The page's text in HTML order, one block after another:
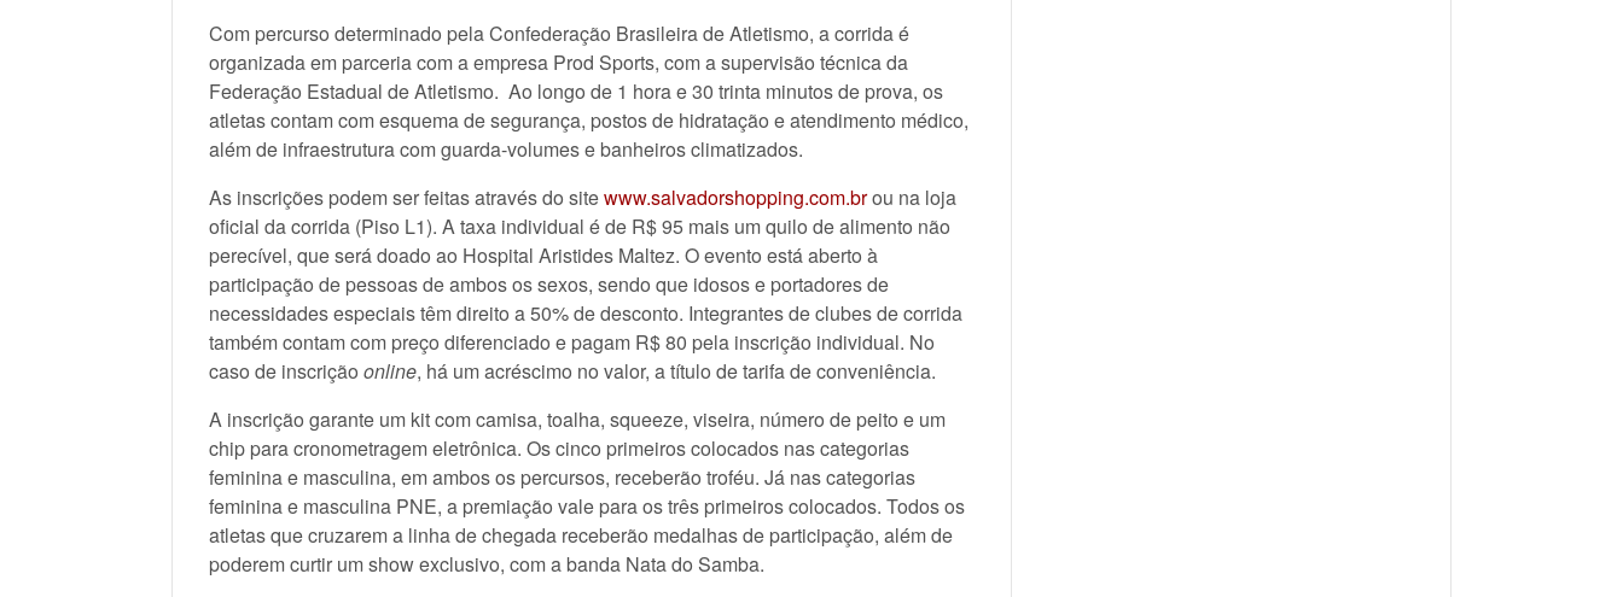
Com percurso determinado pela Confederação Brasileira de Atletismo, a corrida é
organizada em parceria com a empresa Prod Sports, com a supervisão técnica da
Federação Estadual de Atletismo. Ao longo de 1 hora e 30 trinta minutos de prova, os
atletas contam com esquema de segurança, postos de hidratação e atendimento médico,
além de infraestrutura com guarda-volumes e banheiros climatizados.
As inscrições podem ser feitas através do sitewww.salvadorshopping.com.brou na loja
oficial da corrida (Piso L1). A taxa individual é de R$ 95 mais um quilo de alimento não
perecível, que será doado ao Hospital Aristides Maltez. O evento está aberto à
participação de pessoas de ambos os sexos, sendo que idosos e portadores de
necessidades especiais têm direito a 50% de desconto. Integrantes de clubes de corrida
também contam com preço diferenciado e pagam R$ 80 pela inscrição individual. No
caso de inscrição online, há um acréscimo no valor, a título de tarifa de conveniência.
A inscrição garante um kit com camisa, toalha, squeeze, viseira, número de peito e um
chip para cronometragem eletrônica. Os cinco primeiros colocados nas categorias
feminina e masculina, em ambos os percursos, receberão troféu. Já nas categorias
feminina e masculina PNE, a premiação vale para os três primeiros colocados. Todos os
atletas que cruzarem a linha de chegada receberão medalhas de participação, além de
poderem curtir um show exclusivo, com a banda Nata do Samba.